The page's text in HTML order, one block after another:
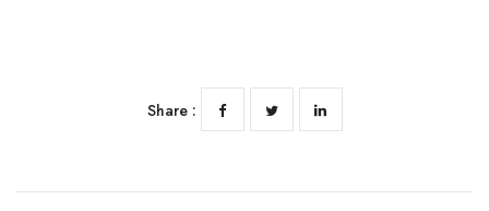
Share :